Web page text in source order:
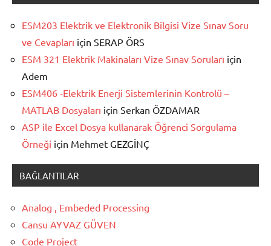
ESM203 Elektrik ve Elektronik Bilgisi Vize Sınav Soru
ve Cevapları için SERAP ÖRS
ESM 321 Elektrik Makinaları Vize Sınav Soruları için
Adem
ESM406 -Elektrik Enerji Sistemlerinin Kontrolü –
MATLAB Dosyaları için Serkan ÖZDAMAR
ASP ile Excel Dosya kullanarak Öğrenci Sorgulama
Örneği için Mehmet GEZGİNÇ
BAĞLANTILAR
Analog , Embeded Processing
Cansu AYVAZ GÜVEN
Code Project